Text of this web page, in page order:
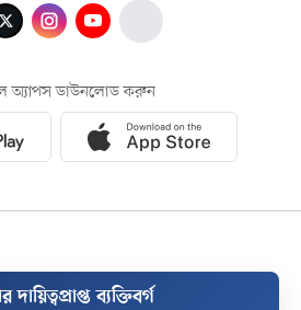
অ্যাপস ডাউনলোড করুন
দায়িত্বপ্রাপ্ত ব্যক্তিবর্গ